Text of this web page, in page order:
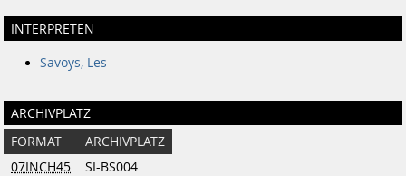
INTERPRETEN
Savoys, Les
ARCHIVPLATZ
FORMAT
ARCHIVPLATZ
07INCH45
SI-BS004